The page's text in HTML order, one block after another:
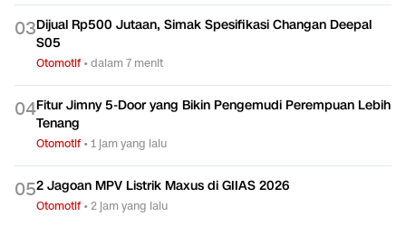
03Dijual Rp500 Jutaan, Simak Spesifikasi Changan Deepal
S05
Otomotif•dalam 7 menit
04Fitur Jimny 5-Door yang Bikin Pengemudi Perempuan Lebih
Tenang
Otomotif•1 jam yang lalu
052 Jagoan MPV Listrik Maxus di GIIAS 2026
Otomotif•2 jam yang lalu